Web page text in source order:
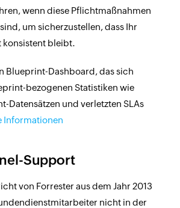
wenn diese Pflichtmaßnahmen
um sicherzustellen, dass Ihr
konsistent bleibt.
Blueprint-Dashboard, das sich
bezogenen Statistiken wie
Datensätzen und verletzten SLAs
Informationen
Support
von Forrester aus dem Jahr 2013
nicht in der